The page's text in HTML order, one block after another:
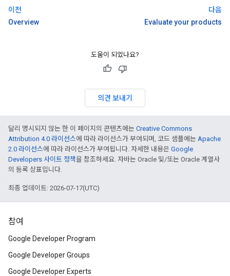
이전
Overview
다음
Evaluate your products
도움이 되었나요?
의견 보내기
달리 명시되지 않는 한 이 페이지의 콘텐츠에는 Creative Commons
Attribution 4.0 라이선스에 따라 라이선스가 부여되며, 코드 샘플에는 Apache
2.0 라이선스에 따라 라이선스가 부여됩니다. 자세한 내용은 Google
Developers 사이트 정책을 참조하세요. 자바는 Oracle 및/또는 Oracle 계열사
의 등록 상표입니다.
최종 업데이트: 2026-07-17(UTC)
참여
Google Developer Program
Google Developer Groups
Google Developer Experts